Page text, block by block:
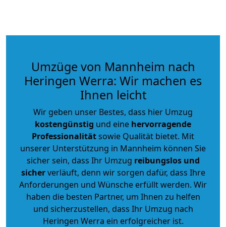
Umzüge von Mannheim nach
Heringen Werra: Wir machen es
Ihnen leicht
Wir geben unser Bestes, dass hier Umzug
kostengünstig und eine hervorragende
Professionalitätsowie Qualität bietet. Mit
unserer Unterstützung in Mannheim können Sie
sicher sein, dass Ihr Umzug reibungslos und
sicherverläuft, denn wir sorgen dafür, dass Ihre
Anforderungen und Wünsche erfüllt werden. Wir
haben die besten Partner, um Ihnen zu helfen
und sicherzustellen, dass Ihr Umzug nach
Heringen Werra ein erfolgreicher ist.